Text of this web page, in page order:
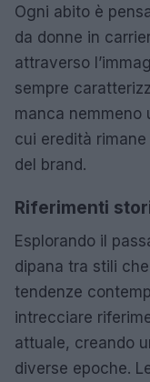
Ogni abito è
da donne in
attraverso
sempre
manca nemmeno
cui eredità
del brand.
Riferimenti
Esplorando il
dipana tra stili
tendenze
intrecciare
attuale, creando
diverse epoche.